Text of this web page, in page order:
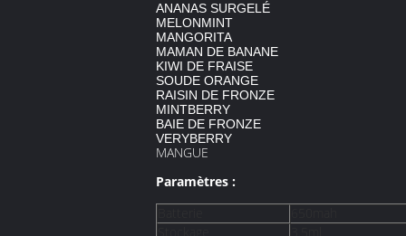
ANANAS SURGELÉ
MELONMINT
MANGORITA
MAMAN DE BANANE
KIWI DE FRAISE
SOUDE ORANGE
RAISIN DE FRONZE
MINTBERRY
BAIE DE FRONZE
Paramètres :